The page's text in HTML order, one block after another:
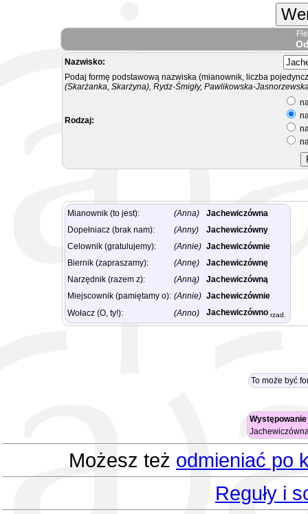
Nazwisko:
Podaj formę podstawową nazwiska (mianownik, liczba
(Skarżanka, Skarżyna), Rydz-Śmigły, Pawlikowska-
Rodzaj:
Mianownik (to jest): (Anna)
Jachewiczówna
Dopełniacz (brak nam):
(Anny)
Jachewiczówny
Celownik (gratulujemy):
(Annie) Jachewiczównie
Biernik (zapraszamy):
(Annę)
Jachewiczównę
Narzędnik (razem z):
(Anną)
Jachewiczówną
Miejscownik (pamiętamy o): (Annie) Jachewiczównie
Wołacz (O, ty!):
(Anno) Jachewiczówno rzad.
To może być
Występowanie
Możesz też odmieniać po
Reguły i